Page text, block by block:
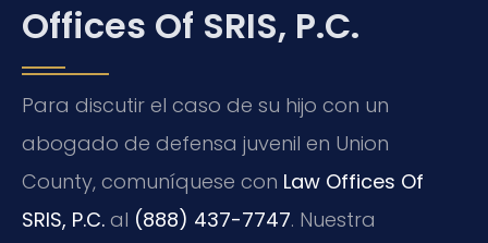
Offices Of SRIS, P.C.
Para discutir el caso de su hijo con un
abogado de defensa juvenil en Union
County, comuníquese con Law Offices Of
SRIS, P.C. al (888) 437-7747. Nuestra